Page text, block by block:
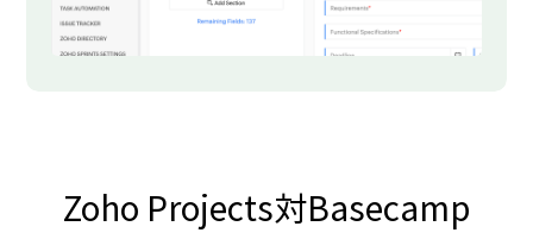
Zoho Projects対Basecamp